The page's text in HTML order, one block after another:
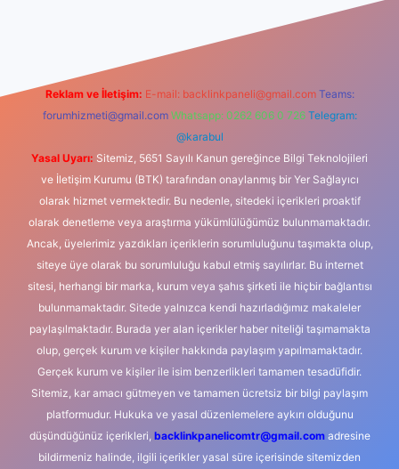
Reklam ve İletişim: E-mail: backlinkpaneli@gmail.com Teams:
forumhizmeti@gmail.com Whatsapp: 0262 606 0 726 Telegram:
@karabul
Yasal Uyarı: Sitemiz, 5651 Sayılı Kanun gereğince Bilgi Teknolojileri
ve İletişim Kurumu (BTK) tarafından onaylanmış bir Yer Sağlayıcı
olarak hizmet vermektedir. Bu nedenle, sitedeki içerikleri proaktif
olarak denetleme veya araştırma yükümlülüğümüz bulunmamaktadır.
Ancak, üyelerimiz yazdıkları içeriklerin sorumluluğunu taşımakta olup,
siteye üye olarak bu sorumluluğu kabul etmiş sayılırlar. Bu internet
sitesi, herhangi bir marka, kurum veya şahıs şirketi ile hiçbir bağlantısı
bulunmamaktadır. Sitede yalnızca kendi hazırladığımız makaleler
paylaşılmaktadır. Burada yer alan içerikler haber niteliği taşımamakta
olup, gerçek kurum ve kişiler hakkında paylaşım yapılmamaktadır.
Gerçek kurum ve kişiler ile isim benzerlikleri tamamen tesadüfidir.
Sitemiz, kar amacı gütmeyen ve tamamen ücretsiz bir bilgi paylaşım
platformudur. Hukuka ve yasal düzenlemelere aykırı olduğunu
düşündüğünüz içerikleri, backlinkpanelicomtr@gmail.comadresine
bildirmeniz halinde, ilgili içerikler yasal süre içerisinde sitemizden